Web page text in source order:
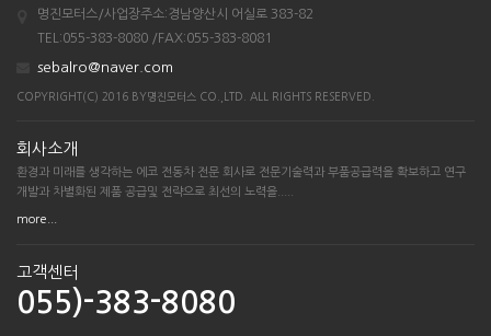
시티밴승용배달용
아킬라300 삼륜
시티밴승용배달용
명진모터스/사업장주소:경남양산시 어실로 383-82
TEL:055-383-8080 /FAX:055-383-8081
sebalro@naver.com
COPYRIGHT(C) 2016 BY명진모터스 CO.,LTD. ALL RIGHTS RESERVED.
회사소개
환경과 미래를 생각하는 에코 전동차 전문 회사로 전문기술력과 부품공급력을 확보하고 연구
개발과 차별화된 제품 공급및 전략으로 최선의 노력을.....
more...
고객센터
055)-383-8080